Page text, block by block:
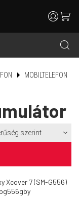
search
usercart
MOBILTELEFON
Xcover 7 (SM-G556)